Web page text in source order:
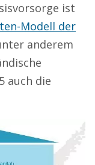
ist
Modell der
anderem
auch die